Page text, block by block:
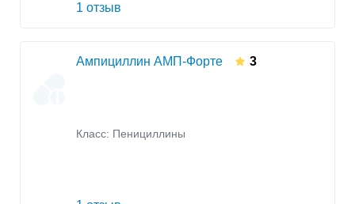
1 отзыв
Ампициллин АМП-Форте 3
Класс: Пенициллины